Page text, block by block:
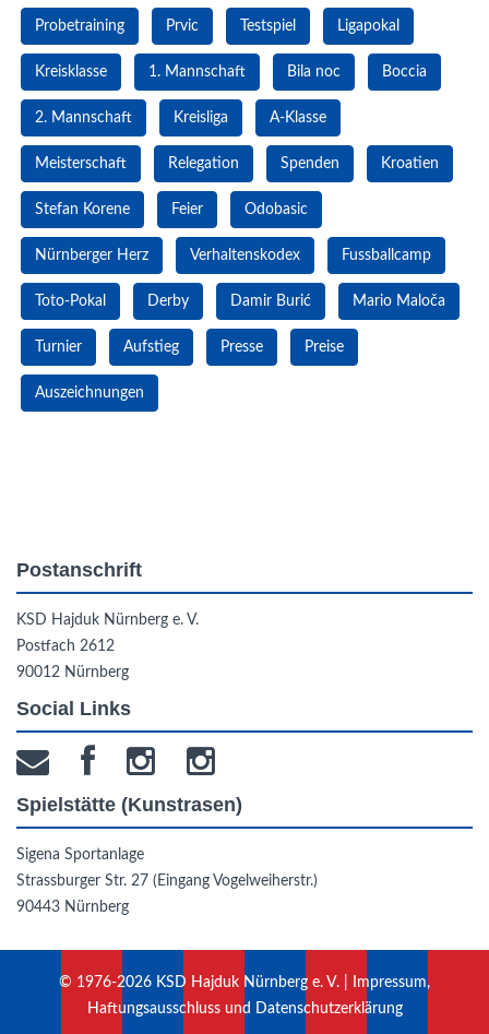
Probetraining Prvic Testspiel Ligapokal
Kreisklasse 1. Mannschaft Bila noc Boccia
2. Mannschaft Kreisliga A-Klasse
Meisterschaft Relegation Spenden Kroatien
Stefan Korene Feier Odobasic
Nürnberger Herz Verhaltenskodex Fussballcamp
Toto-Pokal Derby Damir Burić Mario Maloča
Turnier Aufstieg Presse Preise
Auszeichnungen
Postanschrift
KSD Hajduk Nürnberg e. V.
Postfach 2612
90012 Nürnberg
Social Links
Spielstätte (Kunstrasen)
Sigena Sportanlage
Strassburger Str. 27 (Eingang Vogelweiherstr.)
90443 Nürnberg
© 1976-2026 KSD Hajduk Nürnberg e. V. |
Impressum,
Haftungsausschluss und Datenschutzerklärung